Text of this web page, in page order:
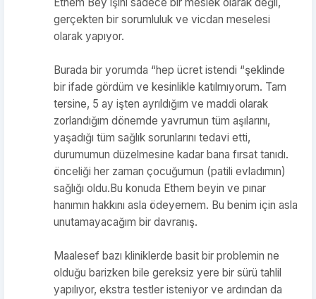
gerçekten bir sorumluluk ve vicdan meselesi
olarak yapıyor.
Burada bir yorumda “hep ücret istendi “şeklinde
bir ifade gördüm ve kesinlikle katılmıyorum. Tam
tersine, 5 ay işten ayrıldığım ve maddi olarak
zorlandığım dönemde yavrumun tüm aşılarını,
yaşadığı tüm sağlık sorunlarını tedavi etti,
durumumun düzelmesine kadar bana fırsat tanıdı.
önceliği her zaman çocuğumun (patili evladımın)
sağlığı oldu.Bu konuda Ethem beyin ve pınar
hanımın hakkını asla ödeyemem. Bu benim için asla
unutamayacağım bir davranış.
Maalesef bazı kliniklerde basit bir problemin ne
olduğu barizken bile gereksiz yere bir sürü tahlil
yapılıyor, ekstra testler isteniyor ve ardından da